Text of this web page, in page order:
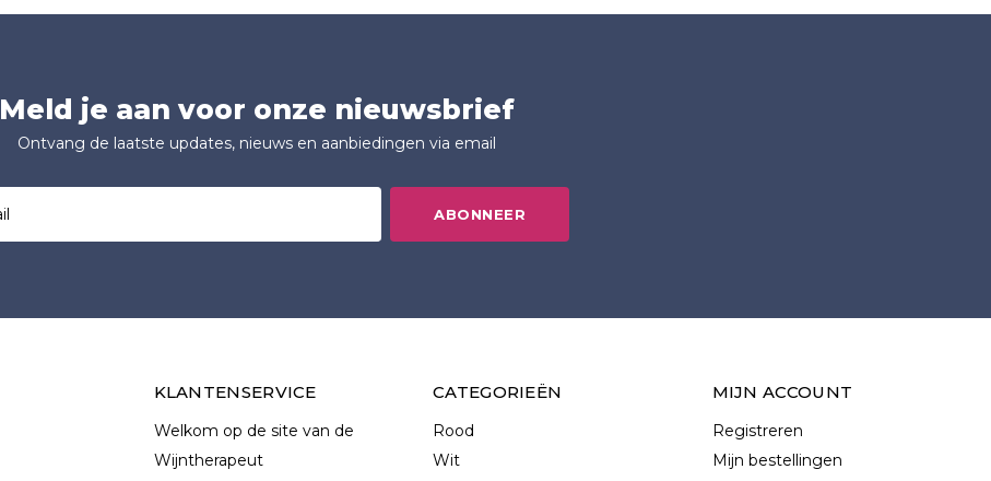
Meld je aan voor onze nieuwsbrief
Ontvang de laatste updates, nieuws en aanbiedingen via email
ABONNEER
KLANTENSERVICE
Welkom op de site van de
Wijntherapeut
CATEGORIEËN
Rood
Wit
MIJN ACCOUNT
Registreren
Mijn bestellingen